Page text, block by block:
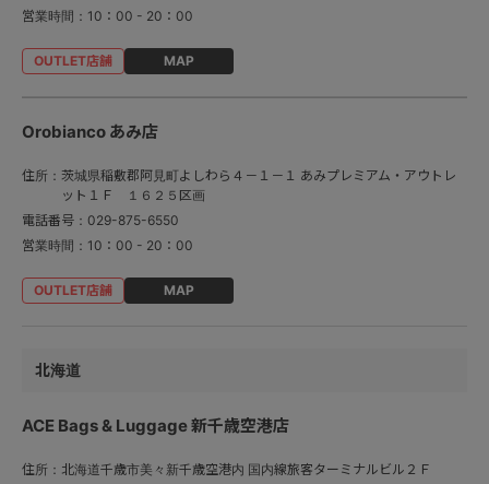
営業時間： 10：00 - 20：00
MAP
Orobianco あみ店
住所： 茨城県稲敷郡阿見町よしわら４－１－１ あみプレミアム・アウトレ
ット１Ｆ １６２５区画
電話番号： 029-875-6550
営業時間： 10：00 - 20：00
MAP
北海道
ACE Bags & Luggage 新千歳空港店
住所： 北海道千歳市美々新千歳空港内 国内線旅客ターミナルビル２Ｆ